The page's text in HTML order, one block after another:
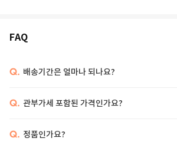
FAQ
Q. 배송기간은 얼마나 되나요?
Q. 관부가세 포함된 가격인가요?
Q. 정품인가요?